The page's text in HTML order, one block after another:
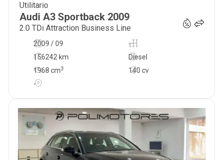
Utilitario
Audi A3 Sportback 2009
2.0 TDi Attraction Business Line
2009 / 09
-
156242 km
140 cv
Diesel
1968 cm3
-